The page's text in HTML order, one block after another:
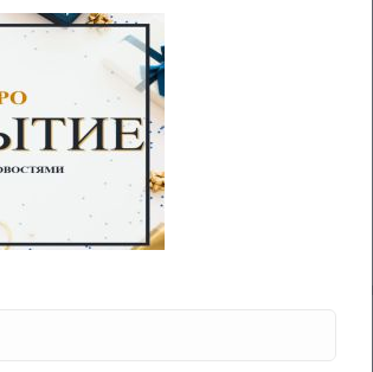
до 110°, допускается машинная